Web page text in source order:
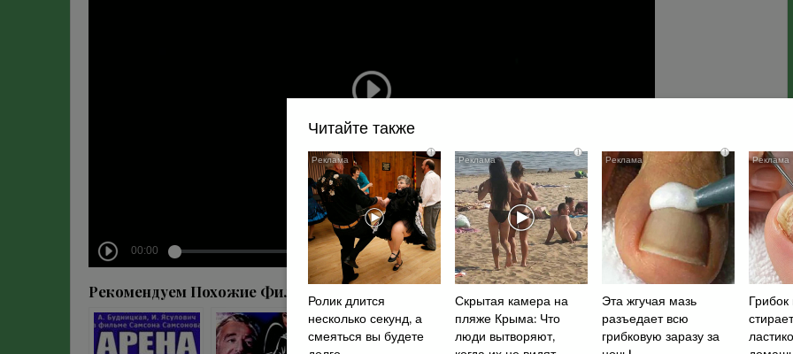
Рекомендуем Похожие Фильмы :
Читайте также
i
Ролик длится
несколько секунд, а
смеяться вы будете
i
Скрытая камера на
пляже Крыма: Что
люди вытворяют,
i
Эта жгучая мазь
разъедает всю
грибковую заразу за
Грибок